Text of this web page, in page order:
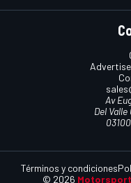
Av
Del
© 2026
Términos y condiciones